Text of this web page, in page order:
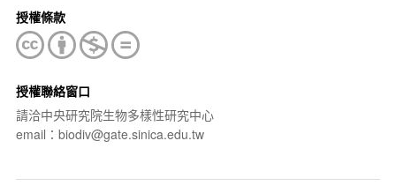
授權條款
授權聯絡窗口
請洽中央研究院生物多樣性研究中心
email：biodiv@gate.sinica.edu.tw